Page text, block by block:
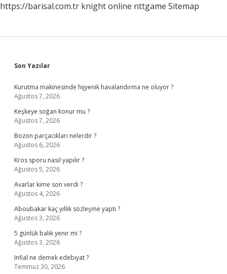
https://barisal.com.tr knight online nttgame Sitemap
Sidebar
Son Yazılar
Kurutma makinesinde hijyenik havalandırma ne oluyor ?
Ağustos 7, 2026
Keşkeye soğan konur mu ?
Ağustos 7, 2026
Bozon parçacıkları nelerdir ?
Ağustos 6, 2026
Kros sporu nasıl yapılır ?
Ağustos 5, 2026
Avarlar kime son verdi ?
Ağustos 4, 2026
Aboubakar kaç yıllık sözleşme yaptı ?
Ağustos 3, 2026
5 günlük balık yenir mi ?
Ağustos 3, 2026
Infial ne demek edebiyat ?
Temmuz 30, 2026